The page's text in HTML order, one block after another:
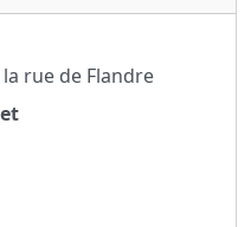
rue de Flandre